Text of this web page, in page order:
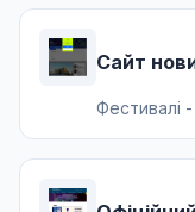
Сайт
Фестивалі